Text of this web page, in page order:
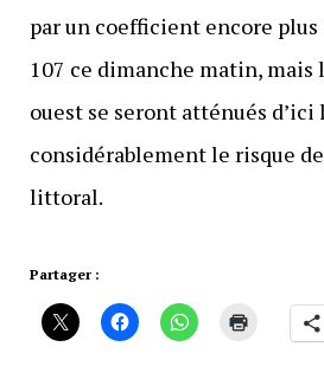
par un coefficient encore
107 ce dimanche matin, mais
ouest se seront atténués d’ici
considérablement le risque
littoral.
Partager :